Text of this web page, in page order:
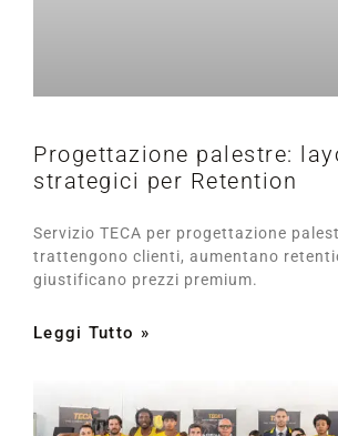
Progettazione palestre:
strategici per Retention
Servizio TECA per progettazione
trattengono clienti, aumentano
giustificano prezzi premium.
Leggi Tutto »